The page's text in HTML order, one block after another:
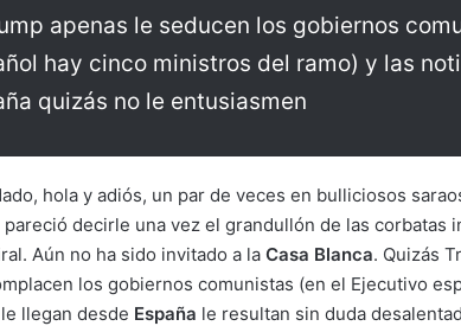
apenas le seducen los gobiernos
hay cinco ministros del ramo) y las
quizás no le entusiasmen
hola y adiós, un par de veces en bulliciosos
pareció decirle una vez el grandullón de las corbatas
Aún no ha sido invitado a la Casa Blanca. Quizás
los gobiernos comunistas (en el Ejecutivo
llegan desde España le resultan sin duda